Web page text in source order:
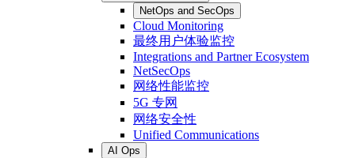
NetOps and SecOps
Cloud Monitoring
最终用户体验监控
Integrations and Partner Ecosystem
NetSecOps
网络性能监控
5G 专网
网络安全性
Unified Communications
AI Ops